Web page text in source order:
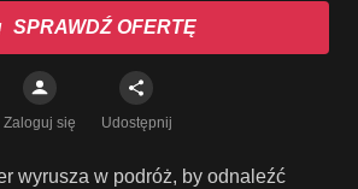
SPRAWDŹ OFERTĘ
Zaloguj się Udostępnij
wyrusza w podróż, by odnaleźć